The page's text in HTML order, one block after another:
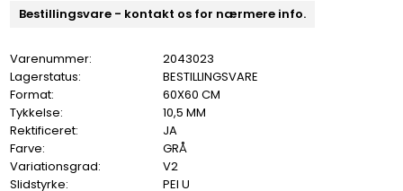
Bestillingsvare - kontakt os for nærmere info.
Varenummer:
2043023
Lagerstatus:
BESTILLINGSVARE
Format:
60X60 CM
Tykkelse:
10,5 MM
Rektificeret:
JA
Farve:
GRÅ
Variationsgrad:
V2
Slidstyrke:
PEI U